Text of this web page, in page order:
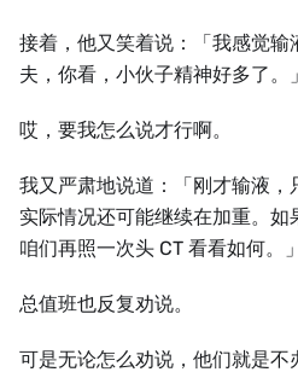
接着，他又笑着说：「我感觉输
夫，你看，小伙子精神好多了。」
哎，要我怎么说才行啊。
我又严肃地说道：「刚才输液，
实际情况还可能继续在加重。
咱们再照一次头 CT 看看如何。」
总值班也反复劝说。
可是无论怎么劝说，他们就是